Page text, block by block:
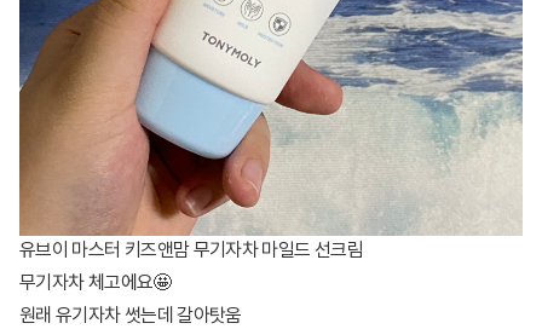
유브이 마스터 키즈앤맘 무기자차 마일드 선크림
무기자차 체고에요🤩
원래 유기자차 썻는데 갈아탓움